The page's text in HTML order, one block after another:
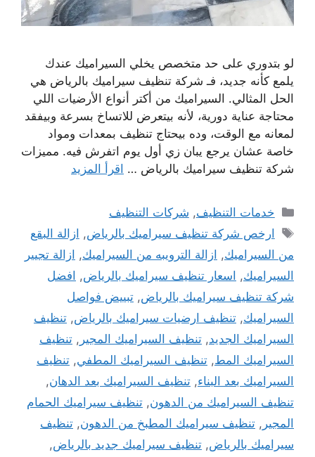
لو بتدوري على حد متخصص يخلي السيراميك عندك
يلمع كأنه جديد، فـ شركة تنظيف سيراميك بالرياض هي
الحل المثالي. السيراميك من أكتر أنواع الأرضيات اللي
محتاجة عناية دورية، لأنه بيتعرض للاتساخ بسرعة وبيفقد
لمعانه مع الوقت، وده بيحتاج تنظيف بمعدات ومواد
خاصة عشان يرجع يبان زي أول يوم اتفرش فيه. مميزات
شركة تنظيف سيراميك بالرياض … اقرأ المزيد
التصنيفات
خدمات التنظيف, شركات التنظيف
الوسوم
ارخص شركة تنظيف سيراميك بالرياض, ازالة البقع
من السيراميك, ازالة الترويبه من السيراميك, ازالة تجيير
السيراميك, اسعار تنظيف سيراميك بالرياض, افضل
شركة تنظيف سيراميك بالرياض, تبييض فواصل
السيراميك, تنظيف ارضيات سيراميك بالرياض, تنظيف
السيراميك الجديد, تنظيف السيراميك المجير , تنظيف
السيراميك المط, تنظيف السيراميك المطفي, تنظيف
السيراميك بعد البناء, تنظيف السيراميك بعد الدهان,
تنظيف السيراميك من الدهون, تنظيف سيراميك الحمام
المجير , تنظيف سيراميك المطبخ من الدهون, تنظيف
سيراميك بالرياض, تنظيف سيراميك جديد بالرياض,